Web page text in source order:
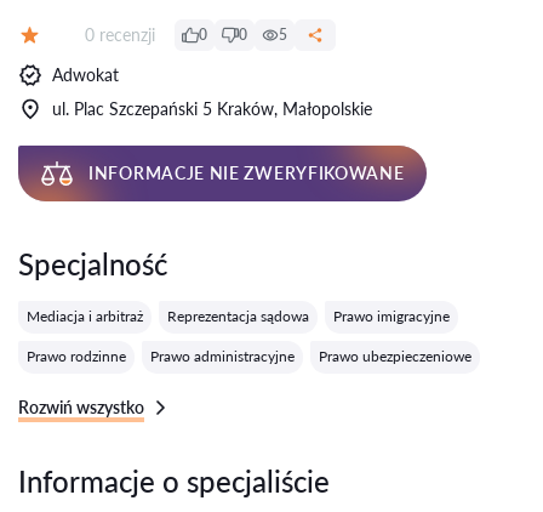
Recenzji:
0 recenzji 0 0 5
Adwokat
ul. Plac Szczepański 5 Kraków, Małopolskie
INFORMACJE NIE ZWERYFIKOWANE
Specjalność
Mediacja i arbitraż Reprezentacja sądowa Prawo imigracyjne
Prawo rodzinne Prawo administracyjne Prawo ubezpieczeniowe
Rozwiń wszystko
Informacje o specjaliście